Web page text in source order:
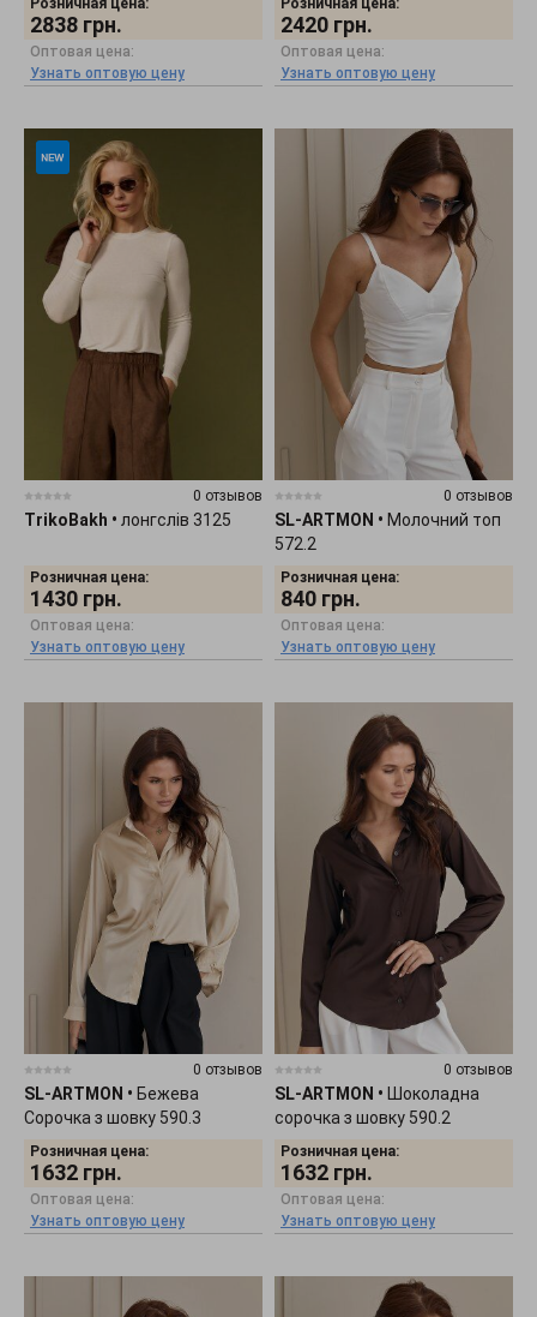
Розничная цена:
2838 грн.
Оптовая цена:
Узнать оптовую цену
Розничная цена:
2420 грн.
Оптовая цена:
Узнать оптовую цену
0 отзывов
TrikoBakh • лонгслів 3125
Розничная цена:
1430 грн.
Оптовая цена:
Узнать оптовую цену
0 отзывов
SL-ARTMON • Молочний топ
572.2
Розничная цена:
840 грн.
Оптовая цена:
Узнать оптовую цену
0 отзывов
SL-ARTMON • Бежева
Сорочка з шовку 590.3
Розничная цена:
1632 грн.
Оптовая цена:
Узнать оптовую цену
0 отзывов
SL-ARTMON •
Шоколадна
сорочка з шовку 590.2
Розничная цена:
1632 грн.
Оптовая цена:
Узнать оптовую цену